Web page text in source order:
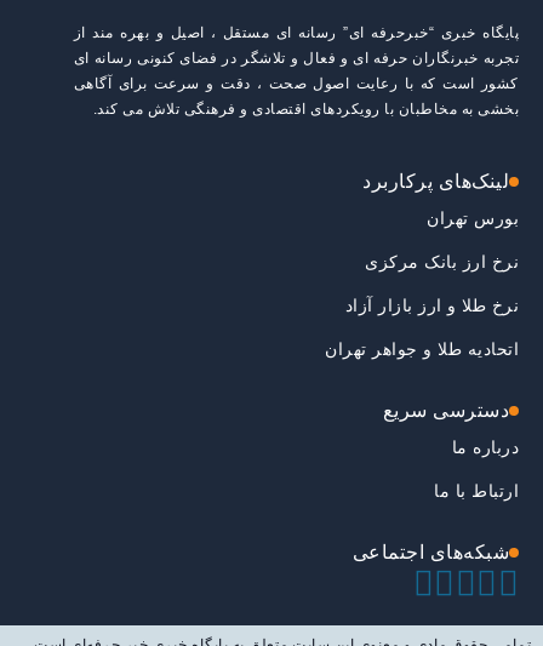
پایگاه خبری “خبرحرفه ای” رسانه ای مستقل ، اصیل و بهره مند از
تجربه خبرنگاران حرفه ای و فعال و تلاشگر در فضای کنونی رسانه ای
کشور است که با رعایت اصول صحت ، دقت و سرعت برای آگاهی
بخشی به مخاطبان با رویکردهای اقتصادی و فرهنگی تلاش می کند.
لینک‌های پرکاربرد
بورس تهران
نرخ ارز بانک مرکزی
نرخ طلا و ارز بازار آزاد
اتحادیه طلا و جواهر تهران
دسترسی سریع
درباره ما
ارتباط با ما
شبکه‌های اجتماعی